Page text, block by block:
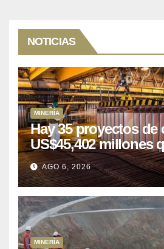
NOTICIAS
MINERÍA
Hay 35 proyectos de
US$45,402 millones
puede aprovechar
AGO 6, 2026
MINERÍA